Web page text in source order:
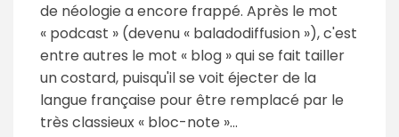
de néologie a encore frappé. Après le mot
« podcast » (devenu « baladodiffusion »), c'est
entre autres le mot « blog » qui se fait tailler
un costard, puisqu'il se voit éjecter de la
langue française pour être remplacé par le
très classieux « bloc-note »...